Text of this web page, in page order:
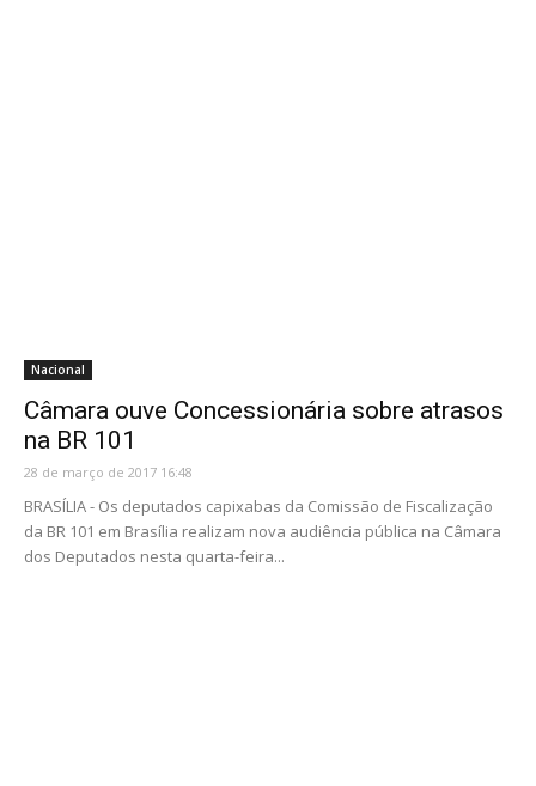
Nacional
Câmara ouve Concessionária sobre atrasos
na BR 101
28 de março de 2017 16:48
BRASÍLIA - Os deputados capixabas da Comissão de Fiscalização
da BR 101 em Brasília realizam nova audiência pública na Câmara
dos Deputados nesta quarta-feira...